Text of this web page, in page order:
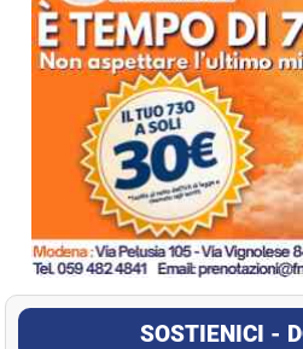
SOSTIENICI -